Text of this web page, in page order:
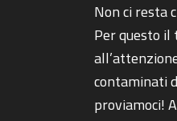
Non ci resta
Per questo il
contaminati
proviamoci!